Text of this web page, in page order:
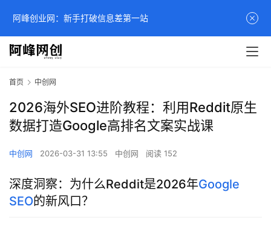
首页 中创网
2026海外SEO进阶教程：利用Reddit原生
数据打造Google高排名文案实战课
中创网 2026-03-31 13:55 中创网 阅读 152
深度洞察：为什么Reddit是2026年Google
SEO的新风口？
阿峰创业网：新手打破信息差第一站